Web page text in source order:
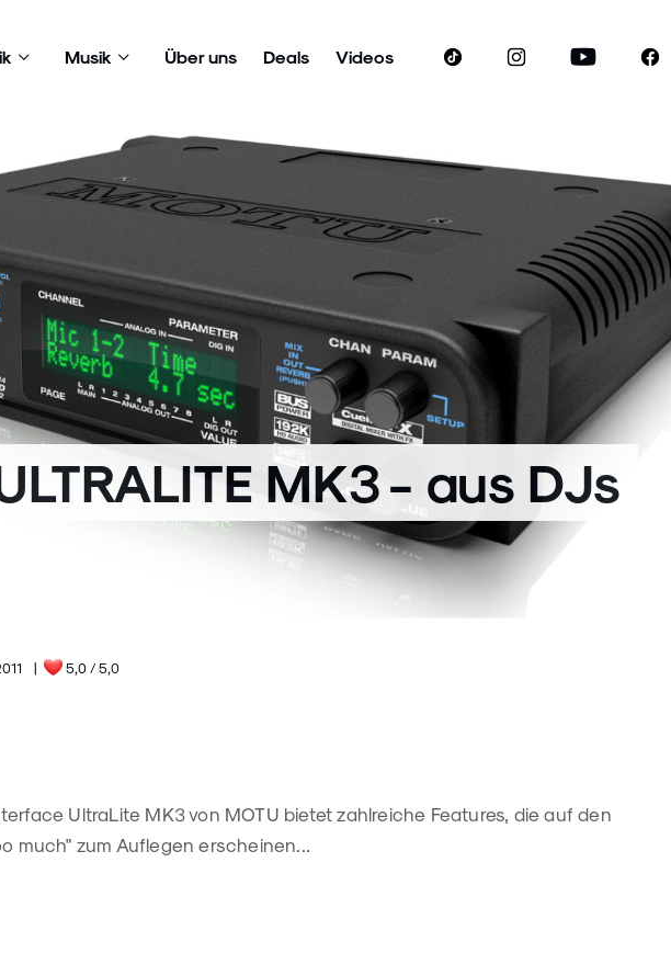
Musik Über uns Deals Videos
MK3 - aus DJs
| 5,0 / 5,0
UltraLite MK3 von MOTU bietet zahlreiche Features, die auf den
much" zum Auflegen erscheinen...